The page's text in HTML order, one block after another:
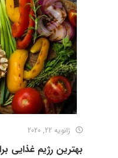
ژانویه 22, 2020
بهترین رژیم غذایی